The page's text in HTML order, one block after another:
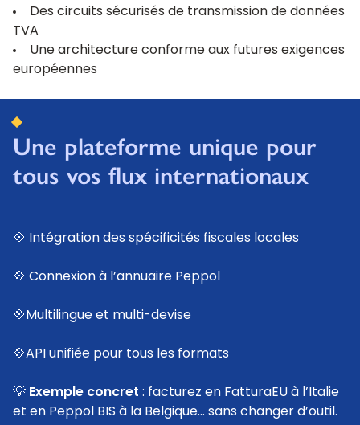
Des circuits sécurisés de transmission de données
TVA
Une architecture conforme aux futures exigences
européennes
Une plateforme unique pour
tous vos flux internationaux
💠 Intégration des spécificités fiscales locales
💠 Connexion à l’annuaire Peppol
💠Multilingue et multi-devise
💠API unifiée pour tous les formats
💡 Exemple concret : facturez en FatturaEU à l’Italie
et en Peppol BIS à la Belgique… sans changer d’outil.